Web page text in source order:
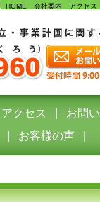
HOME 会社案内 アクセス
アクセス
お問
お客様の声